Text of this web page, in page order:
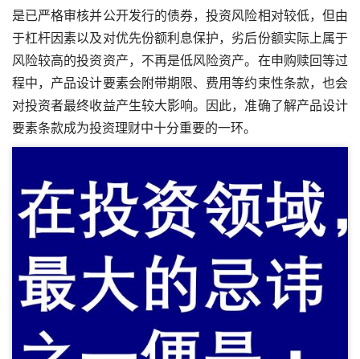
是已严格审核并公开发行的债券，投资风险相对较低，但由
于杠杆因素以及对优先份额利息保护，劣后份额实际上属于
风险较高的投资资产，不再是低风险资产。在申购赎回等过
程中，产品设计要素会附带期限、费用等约束性条款，也会
对投资者最终收益产生较大影响。因此，准确了解产品设计
要素条款成为投资理财中十分重要的一环。